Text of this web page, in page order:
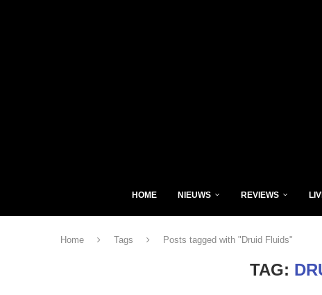
HOME NIEUWS REVIEWS
Home Tags Posts tagged with "Druid Fluids"
TAG: